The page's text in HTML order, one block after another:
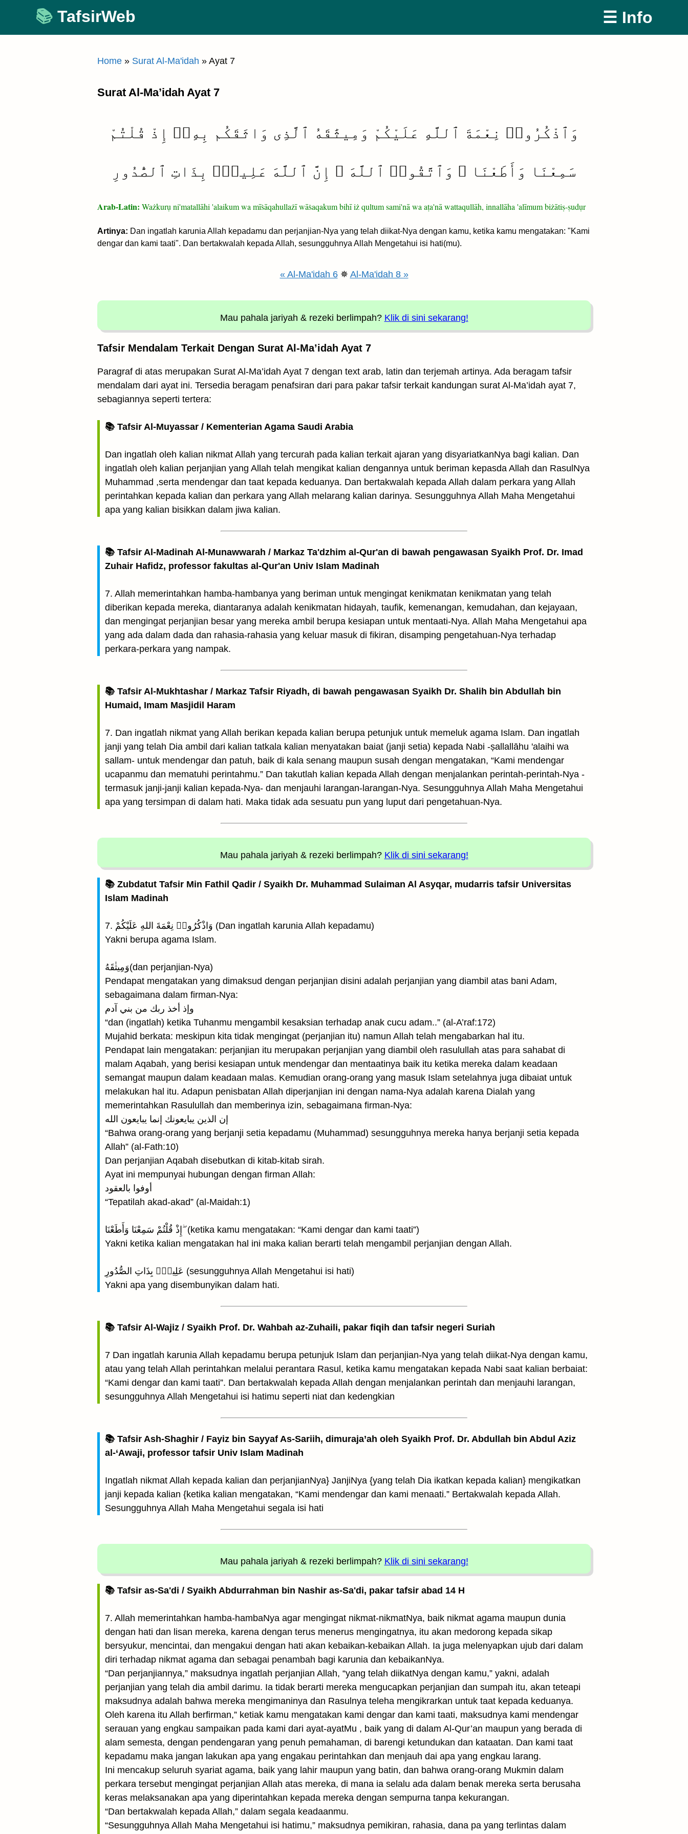
content
TafsirWeb ☰ Info
Home » Surat Al-Ma'idah » Ayat 7
Surat Al-Ma’idah Ayat 7
وَٱذْكُرُوا۟ نِعْمَةَ ٱللَّهِ عَلَيْكُمْ وَمِيثَٰقَهُ ٱلَّذِى وَاثَقَكُم بِهِۦٓ إِذْ قُلْتُمْ
سَمِعْنَا وَأَطَعْنَا ۖ وَٱتَّقُوا۟ ٱللَّهَ ۚ إِنَّ ٱللَّهَ عَلِيمٌۢ بِذَاتِ ٱلصُّدُورِ
Arab-Latin: Ważkurụ ni'matallāhi 'alaikum wa mīṡāqahullażī wāṡaqakum bihī iż qultum sami'nā wa aṭa'nā wattaqullāh, innallāha 'alīmum biżātiṣ-ṣudụr
Artinya: Dan ingatlah karunia Allah kepadamu dan perjanjian-Nya yang telah diikat-Nya dengan kamu, ketika kamu mengatakan: "Kami
dengar dan kami taati". Dan bertakwalah kepada Allah, sesungguhnya Allah Mengetahui isi hati(mu).
« Al-Ma'idah 6✵ Al-Ma'idah 8 »
Mau pahala jariyah & rezeki berlimpah? Klik di sini sekarang!
Tafsir Mendalam Terkait Dengan Surat Al-Ma’idah Ayat 7
Paragraf di atas merupakan Surat Al-Ma’idah Ayat 7 dengan text arab, latin dan terjemah artinya. Ada beragam tafsir
mendalam dari ayat ini. Tersedia beragam penafsiran dari para pakar tafsir terkait kandungan surat Al-Ma’idah ayat 7,
sebagiannya seperti tertera:
📚 Tafsir Al-Muyassar / Kementerian Agama Saudi Arabia
Dan ingatlah oleh kalian nikmat Allah yang tercurah pada kalian terkait ajaran yang disyariatkanNya bagi kalian. Dan
ingatlah oleh kalian perjanjian yang Allah telah mengikat kalian dengannya untuk beriman kepasda Allah dan RasulNya
Muhammad ,serta mendengar dan taat kepada keduanya. Dan bertakwalah kepada Allah dalam perkara yang Allah
perintahkan kepada kalian dan perkara yang Allah melarang kalian darinya. Sesungguhnya Allah Maha Mengetahui
apa yang kalian bisikkan dalam jiwa kalian.
📚 Tafsir Al-Madinah Al-Munawwarah / Markaz Ta'dzhim al-Qur'an di bawah pengawasan Syaikh Prof. Dr. Imad
Zuhair Hafidz, professor fakultas al-Qur'an Univ Islam Madinah
7. Allah memerintahkan hamba-hambanya yang beriman untuk mengingat kenikmatan kenikmatan yang telah
diberikan kepada mereka, diantaranya adalah kenikmatan hidayah, taufik, kemenangan, kemudahan, dan kejayaan,
dan mengingat perjanjian besar yang mereka ambil berupa kesiapan untuk mentaati-Nya. Allah Maha Mengetahui apa
yang ada dalam dada dan rahasia-rahasia yang keluar masuk di fikiran, disamping pengetahuan-Nya terhadap
perkara-perkara yang nampak.
📚 Tafsir Al-Mukhtashar / Markaz Tafsir Riyadh, di bawah pengawasan Syaikh Dr. Shalih bin Abdullah bin
Humaid, Imam Masjidil Haram
7. Dan ingatlah nikmat yang Allah berikan kepada kalian berupa petunjuk untuk memeluk agama Islam. Dan ingatlah
janji yang telah Dia ambil dari kalian tatkala kalian menyatakan baiat (janji setia) kepada Nabi -ṣallallāhu 'alaihi wa
sallam- untuk mendengar dan patuh, baik di kala senang maupun susah dengan mengatakan, “Kami mendengar
ucapanmu dan mematuhi perintahmu.” Dan takutlah kalian kepada Allah dengan menjalankan perintah-perintah-Nya -
termasuk janji-janji kalian kepada-Nya- dan menjauhi larangan-larangan-Nya. Sesungguhnya Allah Maha Mengetahui
apa yang tersimpan di dalam hati. Maka tidak ada sesuatu pun yang luput dari pengetahuan-Nya.
Mau pahala jariyah & rezeki berlimpah? Klik di sini sekarang!
📚 Zubdatut Tafsir Min Fathil Qadir / Syaikh Dr. Muhammad Sulaiman Al Asyqar, mudarris tafsir Universitas
Islam Madinah
7. وَاذْكُرُوا۟ نِعْمَةَ اللهِ عَلَيْكُمْ (Dan ingatlah karunia Allah kepadamu)
Yakni berupa agama Islam.
وَمِيثٰقَهُ(dan perjanjian-Nya)
Pendapat mengatakan yang dimaksud dengan perjanjian disini adalah perjanjian yang diambil atas bani Adam,
sebagaimana dalam firman-Nya:
وإذ أخذ ربك من بني آدم
“dan (ingatlah) ketika Tuhanmu mengambil kesaksian terhadap anak cucu adam..” (al-A’raf:172)
Mujahid berkata: meskipun kita tidak mengingat (perjanjian itu) namun Allah telah mengabarkan hal itu.
Pendapat lain mengatakan: perjanjian itu merupakan perjanjian yang diambil oleh rasulullah atas para sahabat di
malam Aqabah, yang berisi kesiapan untuk mendengar dan mentaatinya baik itu ketika mereka dalam keadaan
semangat maupun dalam keadaan malas. Kemudian orang-orang yang masuk Islam setelahnya juga dibaiat untuk
melakukan hal itu. Adapun penisbatan Allah diperjanjian ini dengan nama-Nya adalah karena Dialah yang
memerintahkan Rasulullah dan memberinya izin, sebagaimana firman-Nya:
إن الذين يبايعونك إنما يبايعون الله
“Bahwa orang-orang yang berjanji setia kepadamu (Muhammad) sesungguhnya mereka hanya berjanji setia kepada
Allah” (al-Fath:10)
Dan perjanjian Aqabah disebutkan di kitab-kitab sirah.
Ayat ini mempunyai hubungan dengan firman Allah:
أوفوا بالعقود
“Tepatilah akad-akad” (al-Maidah:1)
إِذْ قُلْتُمْ سَمِعْنَا وَأَطَعْنَا ۖ (ketika kamu mengatakan: “Kami dengar dan kami taati”)
Yakni ketika kalian mengatakan hal ini maka kalian berarti telah mengambil perjanjian dengan Allah.
عَلِيمٌۢ بِذَاتِ الصُّدُورِ (sesungguhnya Allah Mengetahui isi hati)
Yakni apa yang disembunyikan dalam hati.
📚 Tafsir Al-Wajiz / Syaikh Prof. Dr. Wahbah az-Zuhaili, pakar fiqih dan tafsir negeri Suriah
7 Dan ingatlah karunia Allah kepadamu berupa petunjuk Islam dan perjanjian-Nya yang telah diikat-Nya dengan kamu,
atau yang telah Allah perintahkan melalui perantara Rasul, ketika kamu mengatakan kepada Nabi saat kalian berbaiat:
“Kami dengar dan kami taati”. Dan bertakwalah kepada Allah dengan menjalankan perintah dan menjauhi larangan,
sesungguhnya Allah Mengetahui isi hatimu seperti niat dan kedengkian
📚 Tafsir Ash-Shaghir / Fayiz bin Sayyaf As-Sariih, dimuraja’ah oleh Syaikh Prof. Dr. Abdullah bin Abdul Aziz
al-‘Awaji, professor tafsir Univ Islam Madinah
Ingatlah nikmat Allah kepada kalian dan perjanjianNya} JanjiNya {yang telah Dia ikatkan kepada kalian} mengikatkan
janji kepada kalian {ketika kalian mengatakan, “Kami mendengar dan kami menaati.” Bertakwalah kepada Allah.
Sesungguhnya Allah Maha Mengetahui segala isi hati
Mau pahala jariyah & rezeki berlimpah? Klik di sini sekarang!
📚 Tafsir as-Sa'di / Syaikh Abdurrahman bin Nashir as-Sa'di, pakar tafsir abad 14 H
7. Allah memerintahkan hamba-hambaNya agar mengingat nikmat-nikmatNya, baik nikmat agama maupun dunia
dengan hati dan lisan mereka, karena dengan terus menerus mengingatnya, itu akan medorong kepada sikap
bersyukur, mencintai, dan mengakui dengan hati akan kebaikan-kebaikan Allah. Ia juga melenyapkan ujub dari dalam
diri terhadap nikmat agama dan sebagai penambah bagi karunia dan kebaikanNya.
“Dan perjanjiannya,” maksudnya ingatlah perjanjian Allah, “yang telah diikatNya dengan kamu,” yakni, adalah
perjanjian yang telah dia ambil darimu. Ia tidak berarti mereka mengucapkan perjanjian dan sumpah itu, akan teteapi
maksudnya adalah bahwa mereka mengimaninya dan Rasulnya teleha mengikrarkan untuk taat kepada keduanya.
Oleh karena itu Allah berfirman,” ketiak kamu mengatakan kami dengar dan kami taati, maksudnya kami mendengar
serauan yang engkau sampaikan pada kami dari ayat-ayatMu , baik yang di dalam Al-Qur’an maupun yang berada di
alam semesta, dengan pendengaran yang penuh pemahaman, di barengi ketundukan dan kataatan. Dan kami taat
kepadamu maka jangan lakukan apa yang engakau perintahkan dan menjauh dai apa yang engkau larang.
Ini mencakup seluruh syariat agama, baik yang lahir maupun yang batin, dan bahwa orang-orang Mukmin dalam
perkara tersebut mengingat perjanjian Allah atas mereka, di mana ia selalu ada dalam benak mereka serta berusaha
keras melaksanakan apa yang diperintahkan kepada mereka dengan sempurna tanpa kekurangan.
“Dan bertakwalah kepada Allah,” dalam segala keadaanmu.
“Sesungguhnya Allah Maha Mengetahui isi hatimu,” maksudnya pemikiran, rahasia, dana pa yang terlintas dalam